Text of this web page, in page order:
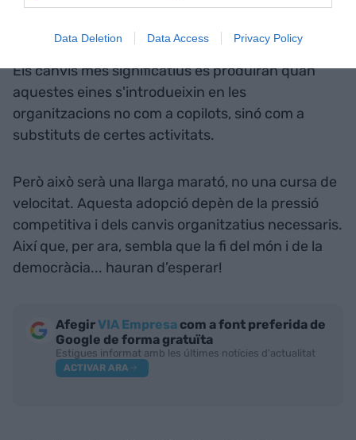
Data Deletion Data Access Privacy Policy
Els canvis més significatius es produiran quan
aquestes eines s'introdueixin en les
organitzacions no com a copilots, sinó com a
substituts de certes activitats.
Però això serà una llarga marató, no una cursa de
velocitat. Aquesta adopció depèn de la pressió
competitiva i dels canvis organitzatius necessaris.
Així que, per ara, sembla que la fi del món i de la
democràcia... hauran d’esperar!
AfegirVIA Empresa com a font preferida de
Google de forma gratuïta
Estigues informat amb les últimes notícies d'actualitat
ACTIVAR ARA